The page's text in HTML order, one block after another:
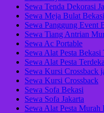
Sewa Tenda Dekorasi
Sewa Meja Bulat Bekasi
Sewa Panggung Event
Sewa Tiang Antrian
Sewa Ac Portable
Sewa Alat Pesta Bekasi
Sewa Alat Pesta
Sewa Kursi Crossback
Sewa Kursi Crossback
Sewa Sofa Bekasi
Sewa Sofa Jakarta
Sewa Alat Pesta Murah